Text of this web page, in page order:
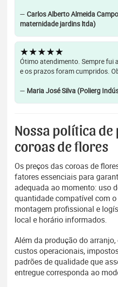
— Carlos Alberto Almeida
maternidade jardins ltda)
★★★★★
Ótimo atendimento. Sempre fui
e os prazos foram cumpridos.
— Maria José Silva (Polierg
Nossa política de
coroas de flores
Os preços das coroas de
fatores essenciais para
adequada ao momento: uso
quantidade compatível com
montagem profissional e
local e horário informados.
Além da produção do
custos operacionais,
padrões de qualidade que
entregue corresponda ao